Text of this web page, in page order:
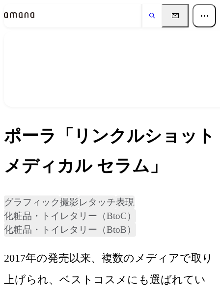
ポーラ「リンクルショット
メディカル セラム」
グラフィック撮影レタッチ表現
化粧品・トイレタリー（BtoC）
化粧品・トイレタリー（BtoB）
2017年の発売以来、複数のメディアで取り
上げられ、ベストコスメにも選ばれてい